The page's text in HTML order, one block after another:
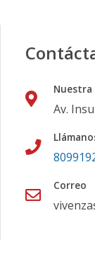
Nuestra
Av.
Correo